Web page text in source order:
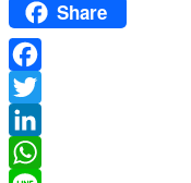
Share
Facebook
Twitter
LinkedIn